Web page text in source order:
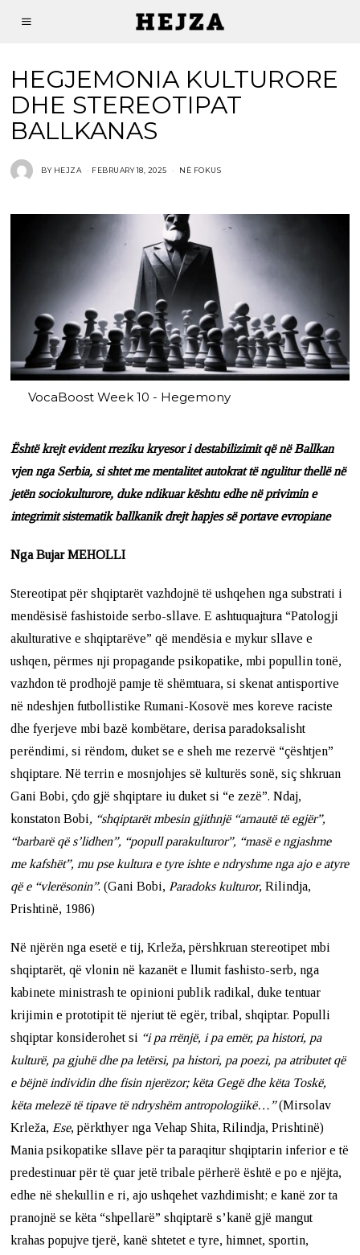
HEGJEMONIA KULTURORE
DHE STEREOTIPAT
BALLKANAS
BY HEJZA FEBRUARY 18, 2025 NË FOKUS
VocaBoost Week 10 - Hegemony
Është krejt evident rreziku kryesor i destabilizimit që në Ballkan
vjen nga Serbia, si shtet me mentalitet autokrat të ngulitur thellë në
jetën sociokulturore, duke ndikuar kështu edhe në privimin e
integrimit sistematik ballkanik drejt hapjes së portave evropiane
Nga Bujar MEHOLLI
Stereotipat për shqiptarët vazhdojnë të ushqehen nga substrati i
mendësisë fashistoide serbo-sllave. E ashtuquajtura “Patologji
akulturative e shqiptarëve” që mendësia e mykur sllave e
ushqen, përmes nji propagande psikopatike, mbi popullin tonë,
vazhdon të prodhojë pamje të shëmtuara, si skenat antisportive
në ndeshjen futbollistike Rumani-Kosovë mes koreve raciste
dhe fyerjeve mbi bazë kombëtare, derisa paradoksalisht
perëndimi, si rëndom, duket se e sheh me rezervë “çështjen”
shqiptare. Në terrin e mosnjohjes së kulturës sonë, siç shkruan
Gani Bobi, çdo gjë shqiptare iu duket si “e zezë”. Ndaj,
konstaton Bobi, “shqiptarët mbesin gjithnjë “arnautë të egjër”,
“barbarë që s’lidhen”, “popull parakulturor”, “masë e ngjashme
me kafshët”, mu pse kultura e tyre ishte e ndryshme nga ajo e atyre
që e “vlerësonin”. (Gani Bobi, Paradoks kulturor, Rilindja,
Prishtinë, 1986)
Në njërën nga esetë e tij, Krleža, përshkruan stereotipet mbi
shqiptarët, që vlonin në kazanët e llumit fashisto-serb, nga
kabinete ministrash te opinioni publik radikal, duke tentuar
krijimin e prototipit të njeriut të egër, tribal, shqiptar. Populli
shqiptar konsiderohet si “i pa rrënjë, i pa emër, pa histori, pa
kulturë, pa gjuhë dhe pa letërsi, pa histori, pa poezi, pa atributet që
e bëjnë individin dhe fisin njerëzor; këta Gegë dhe këta Toskë,
këta melezë të tipave të ndryshëm antropologiikë…”(Mirsolav
Krleža, Ese, përkthyer nga Vehap Shita, Rilindja, Prishtinë)
Mania psikopatike sllave për ta paraqitur shqiptarin inferior e të
predestinuar për të çuar jetë tribale përherë është e po e njëjta,
edhe në shekullin e ri, ajo ushqehet vazhdimisht; e kanë zor ta
pranojnë se këta “shpellarë” shqiptarë s’kanë gjë mangut
krahas popujve tjerë, kanë shtetet e tyre, himnet, sportin,